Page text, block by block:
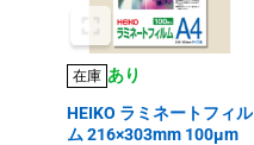
在庫 あり
HEIKO ラミネートフィル
ム 216×303mm 100μm